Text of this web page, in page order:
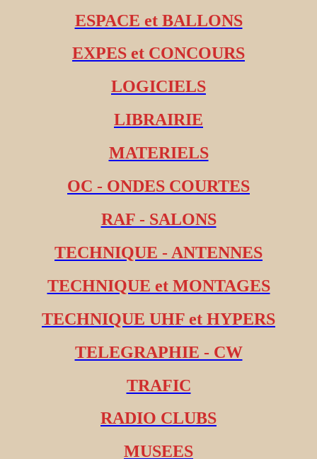
ESPACE et BALLONS
EXPES et CONCOURS
LOGICIELS
LIBRAIRIE
MATERIELS
OC - ONDES COURTES
RAF - SALONS
TECHNIQUE - ANTENNES
TECHNIQUE et MONTAGES
TECHNIQUE UHF et HYPERS
TELEGRAPHIE - CW
TRAFIC
RADIO CLUBS
MUSEES